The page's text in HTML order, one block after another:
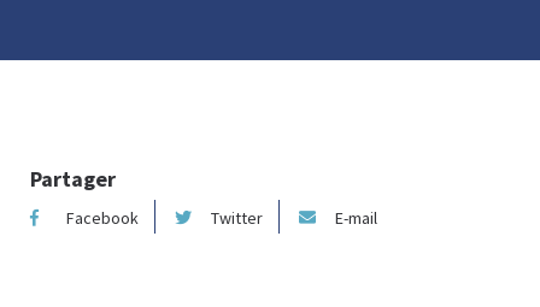
Partager
Facebook Twitter E-mail